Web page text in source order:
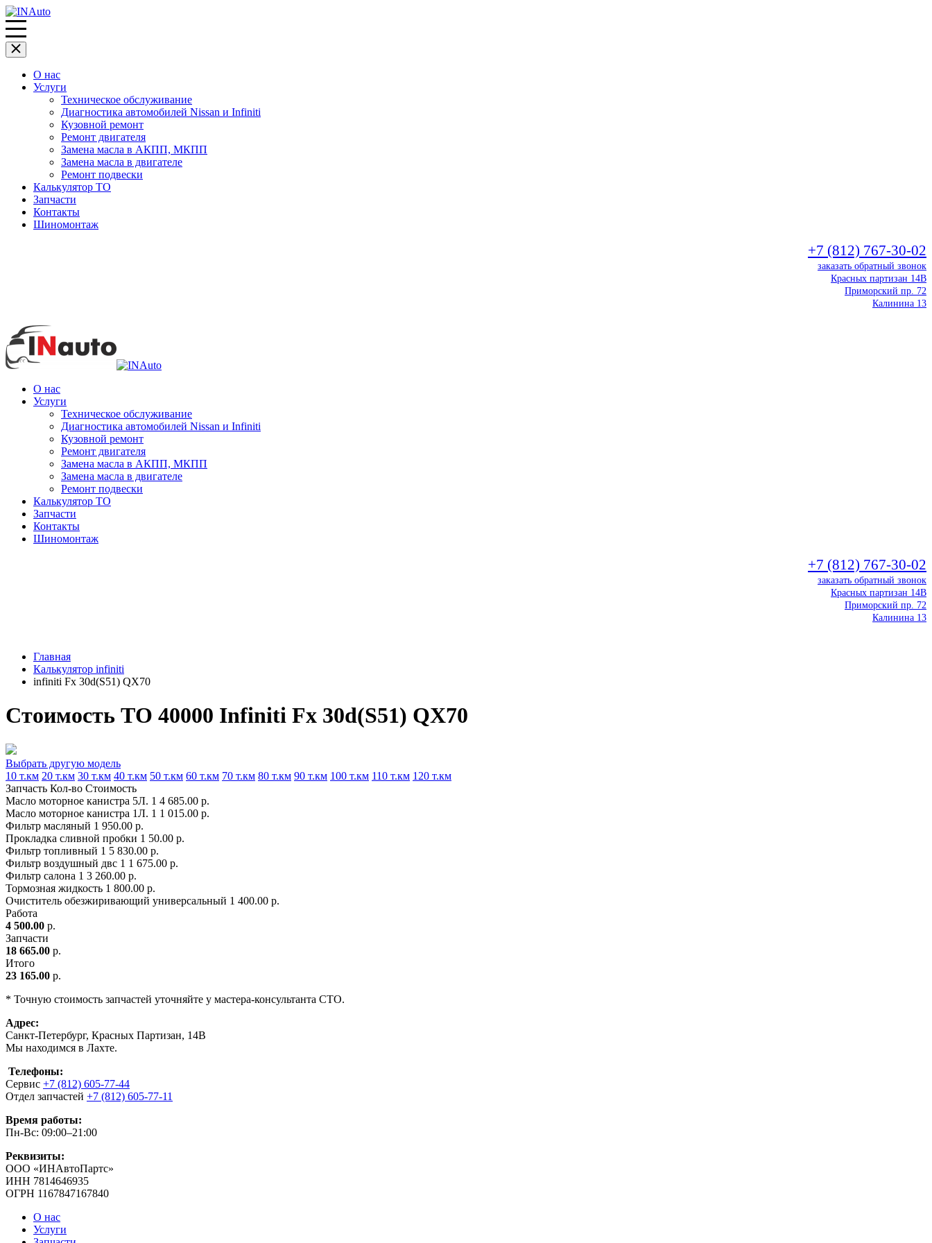
О нас
Услуги
Техническое обслуживание
Диагностика автомобилей Nissan и Infiniti
Кузовной ремонт
Ремонт двигателя
Замена масла в АКПП, МКПП
Замена масла в двигателе
Ремонт подвески
Калькулятор ТО
Запчасти
Контакты
Шиномонтаж
+7 (812) 767-30-02
заказать обратный звонок
Красных партизан 14В
Приморский пр. 72
Калинина 13
О нас
Услуги
Техническое обслуживание
Диагностика автомобилей Nissan и Infiniti
Кузовной ремонт
Ремонт двигателя
Замена масла в АКПП, МКПП
Замена масла в двигателе
Ремонт подвески
Калькулятор ТО
Запчасти
Контакты
Шиномонтаж
+7 (812) 767-30-02
заказать обратный звонок
Красных партизан 14В
Приморский пр. 72
Калинина 13
Главная
Калькулятор infiniti
infiniti Fx 30d(S51) QX70
Стоимость ТО 40000 Infiniti Fx 30d(S51) QX70
Выбрать другую модель
10 т.км 20 т.км 30 т.км 40 т.км 50 т.км 60 т.км 70 т.км 80 т.км 90 т.км 100 т.км 110 т.км 120 т.км
Запчасть Кол-во Стоимость
Масло моторное канистра 5Л. 1 4 685.00 р.
Масло моторное канистра 1Л. 1 1 015.00 р.
Фильтр масляный 1 950.00 р.
Прокладка сливной пробки 1 50.00 р.
Фильтр топливный 1 5 830.00 р.
Фильтр воздушный двс 1 1 675.00 р.
Фильтр салона 1 3 260.00 р.
Тормозная жидкость 1 800.00 р.
Очиститель обезжиривающий универсальный 1 400.00 р.
Работа
4 500.00 р.
Запчасти
18 665.00 р.
Итого
23 165.00 р.
* Точную стоимость запчастей уточняйте у мастера-консультанта СТО.
Адрес:
Санкт-Петербург, Красных Партизан, 14В
Мы находимся в Лахте.
Телефоны:
Сервис +7 (812) 605-77-44
Отдел запчастей +7 (812) 605-77-11
Время работы:
Пн-Вс: 09:00–21:00
Реквизиты:
ООО «ИНАвтоПартс»
ИНН 7814646935
ОГРН 1167847167840
О нас
Услуги